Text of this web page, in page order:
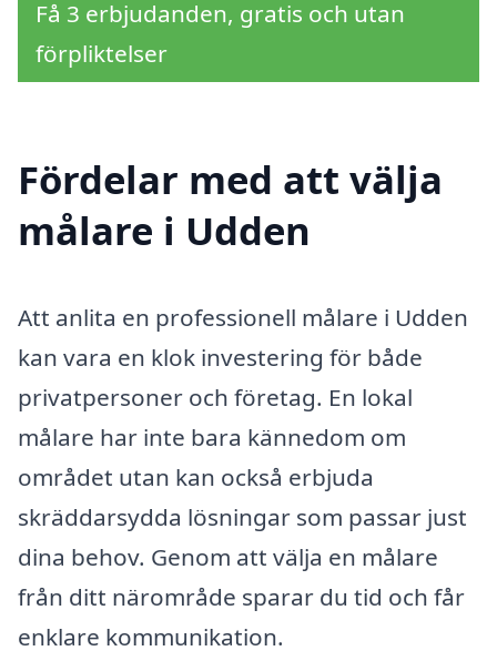
Få 3 erbjudanden, gratis och utan
förpliktelser
Fördelar med att välja
målare i Udden
Att anlita en professionell målare i Udden
kan vara en klok investering för både
privatpersoner och företag. En lokal
målare har inte bara kännedom om
området utan kan också erbjuda
skräddarsydda lösningar som passar just
dina behov. Genom att välja en målare
från ditt närområde sparar du tid och får
enklare kommunikation.